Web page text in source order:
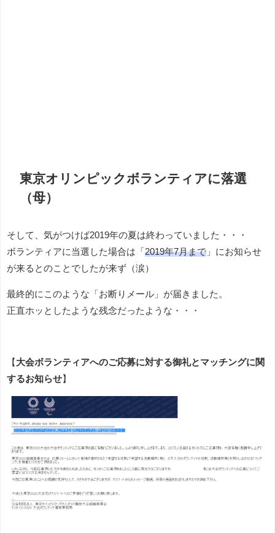
東京オリンピックボランティアに落選
（母）
そして、気がつけば2019年の夏は終わっていました・・・
ボランティアに当選した場合は「2019年7月まで 」にお知らせ
が来るとのことでしたが来ず（涙）
最終的にこのような「お断りメール」が届きました。
正直ホッとしたような残念だったような・・・
【大会ボランティアへのご応募に対する御礼とマッチングに関
するお知らせ】